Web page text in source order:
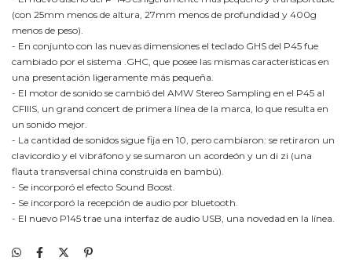
(con 25mm menos de altura, 27mm menos de profundidad y 400g
menos de peso).
- En conjunto con las nuevas dimensiones el teclado GHS del P45 fue
cambiado por el sistema .GHC, que posee las mismas características en
una presentación ligeramente más pequeña.
- El motor de sonido se cambió del AMW Stereo Sampling en el P45 al
CFIIIS, un grand concert de primera línea de la marca, lo que resulta en
un sonido mejor.
- La cantidad de sonidos sigue fija en 10, pero cambiaron: se retiraron un
clavicordio y el vibráfono y se sumaron un acordeón y un di zi (una
flauta transversal china construida en bambú).
- Se incorporó el efecto Sound Boost.
- Se incorporó la recepción de audio por bluetooth.
- El nuevo P145 trae una interfaz de audio USB, una novedad en la línea.